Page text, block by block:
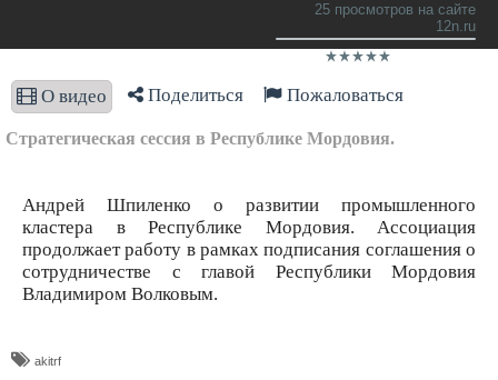
25 просмотров на сайте
12n.ru
О видео Поделиться Пожаловаться
Стратегическая сессия в Республике Мордовия.
Андрей Шпиленко о развитии промышленного
кластера в Республике Мордовия. Ассоциация
продолжает работу в рамках подписания соглашения о
сотрудничестве с главой Республики Мордовия
Владимиром Волковым.
akitrf